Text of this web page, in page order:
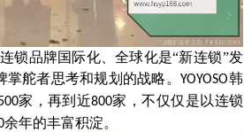
锁品牌国际化、全球化是“新连锁”发
舵者思考和规划的战略。 YOYOSO韩
家，再到近800家，不仅仅是以连锁
余年的丰富积淀。